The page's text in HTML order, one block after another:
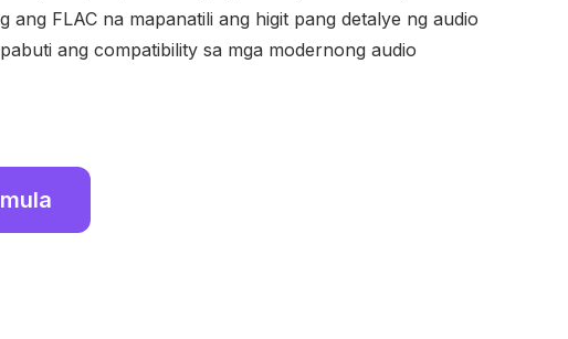
ang FLAC na mapanatili ang higit pang detalye ng audio
ang compatibility sa mga modernong audio